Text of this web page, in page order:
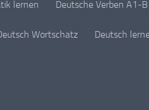
lernen Deutsche Verben A1-
Wortschatz Deutsch